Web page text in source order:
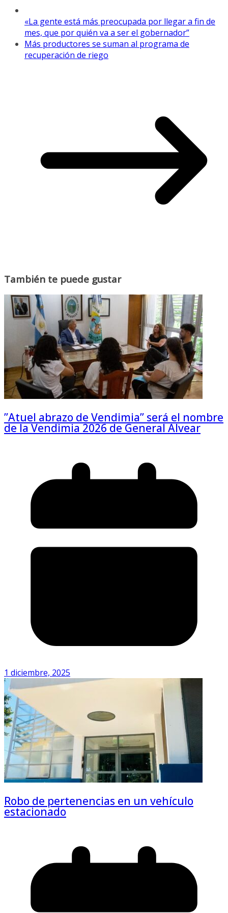
«La gente está más preocupada por llegar a fin de
mes, que por quién va a ser el gobernador”
Más productores se suman al programa de
recuperación de riego
También te puede gustar
”Atuel abrazo de Vendimia” será el nombre
de la Vendimia 2026 de General Alvear
1 diciembre, 2025
Robo de pertenencias en un vehículo
estacionado